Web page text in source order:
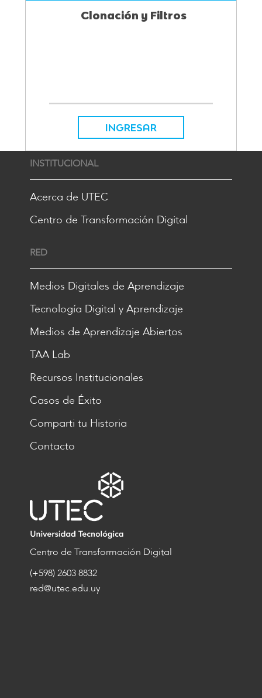
Clonación y Filtros
INGRESAR
INSTITUCIONAL
Acerca de UTEC
Centro de Transformación Digital
RED
Medios Digitales de Aprendizaje
Tecnología Digital y Aprendizaje
Medios de Aprendizaje Abiertos
TAA Lab
Recursos Institucionales
Casos de Éxito
Comparti tu Historia
Contacto
Centro de Transformación Digital
(+598) 2603 8832
red@utec.edu.uy